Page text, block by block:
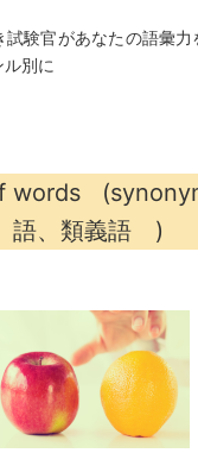
試験官があなたの語彙力
別に
words
語、類義語 )